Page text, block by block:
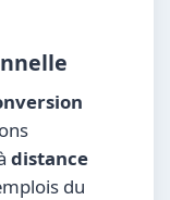
distance
du